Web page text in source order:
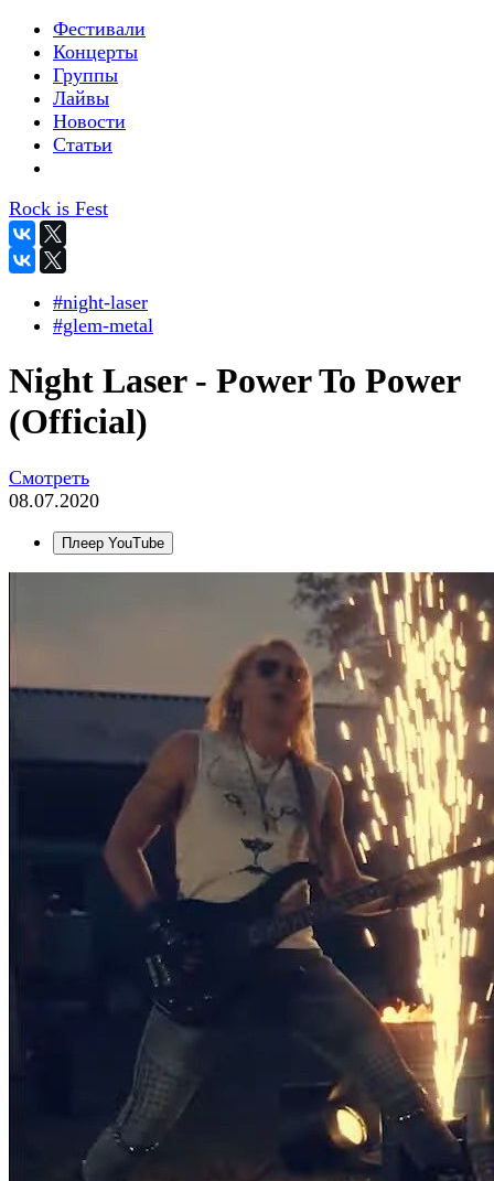
Фестивали
Концерты
Группы
Лайвы
Новости
Статьи
Rock is Fest
#night-laser
#glem-metal
Night Laser - Power To Power
(Official)
Смотреть
08.07.2020
Плеер YouTube